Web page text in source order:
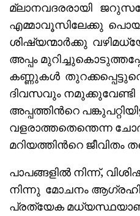
മ്ലാനവദരരായി
എമ്മാവൂസിലേക്കു
ശിഷ്യന്മാർക്കു
അപ്പം
കണ്ണുകൾ
ദിവസവും
അപ്പത്തിൻറെ
വളരാത്തതെന്തെന്ന
മറിയത്തിൻറെ ജീവിതം
പാപങ്ങളിൽ നിന്ന്,
നിന്നു മോചനം
പ്രത്യേക മധ്യസ്ഥയാണു